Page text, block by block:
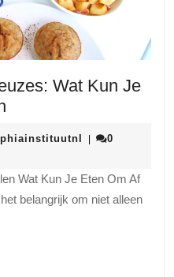
Wat Kun Je
Wat
Je
Eten
|
0
Wat Kun Je Eten Om Af
belangrijk om niet alleen